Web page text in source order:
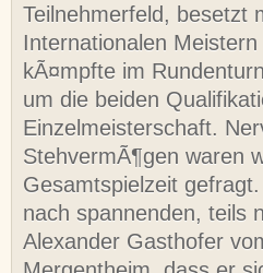
Teilnehmerfeld, besetzt
Internationalen
kÃ¤mpfte im
um die beiden
Einzelmeisterschaft.
StehvermÃ¶gen waren
Gesamtspielzeit
nach spannenden, teils
Alexander Gasthofer